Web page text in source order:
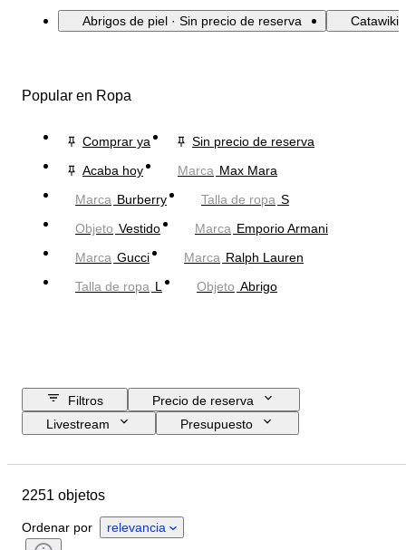
Abrigos de piel · Sin precio de reserva Catawiki
Popular en Ropa
Comprar ya
Sin precio de reserva
Acaba hoy
Marca Max Mara
Marca Burberry Talla de ropa S
Objeto Vestido Marca Emporio Armani
Marca Gucci Marca Ralph Lauren
Talla de ropa L Objeto Abrigo
Filtros
Precio de reserva
Livestream
Presupuesto
País de origen
Estado
Estilo
Color
2251 objetos
Ordenar por relevancia